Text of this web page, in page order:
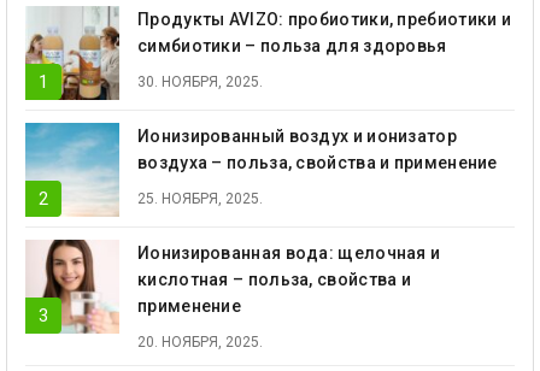
Продукты AVIZO: пробиотики, пребиотики и
симбиотики – польза для здоровья
30. НОЯБРЯ, 2025.
Ионизированный воздух и ионизатор
воздуха – польза, свойства и применение
25. НОЯБРЯ, 2025.
Ионизированная вода: щелочная и
кислотная – польза, свойства и
применение
20. НОЯБРЯ, 2025.